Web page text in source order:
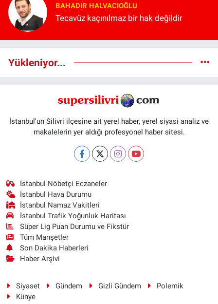
BAHADIR HALVACIOĞLU
Tecavüz kaçınılmaz bir hak değildir
Yükleniyor...
İstanbul'un Silivri ilçesine ait yerel haber, yerel siyasi analiz ve
makalelerin yer aldığı profesyonel haber sitesi.
İstanbul Nöbetçi Eczaneler
İstanbul Hava Durumu
İstanbul Namaz Vakitleri
İstanbul Trafik Yoğunluk Haritası
Süper Lig Puan Durumu ve Fikstür
Tüm Manşetler
Son Dakika Haberleri
Haber Arşivi
Siyaset Gündem Gizli Gündem
Polemik
Künye